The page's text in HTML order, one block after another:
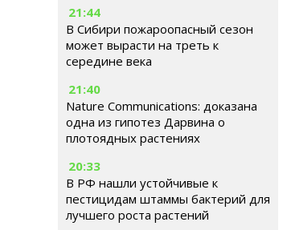
21:44
В Сибири пожароопасный сезон
может вырасти на треть к
середине века
21:40
Nature Communications: доказана
одна из гипотез Дарвина о
плотоядных растениях
20:33
В РФ нашли устойчивые к
пестицидам штаммы бактерий для
лучшего роста растений